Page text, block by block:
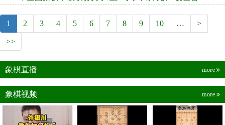
1 2 3 4 5 6 7 8 9 10 … >
>>
象棋直播 more
象棋视频 more